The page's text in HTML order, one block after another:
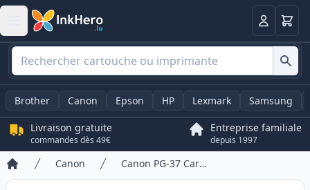
Panier
Brother Canon Epson HP Lexmark Samsung
Livraison gratuite
commandes dès 49€
Entreprise familiale
depuis 1997
Accueil
Canon Canon PG-37 Cartouche d'encre Compatible Noir (Ink Hero)